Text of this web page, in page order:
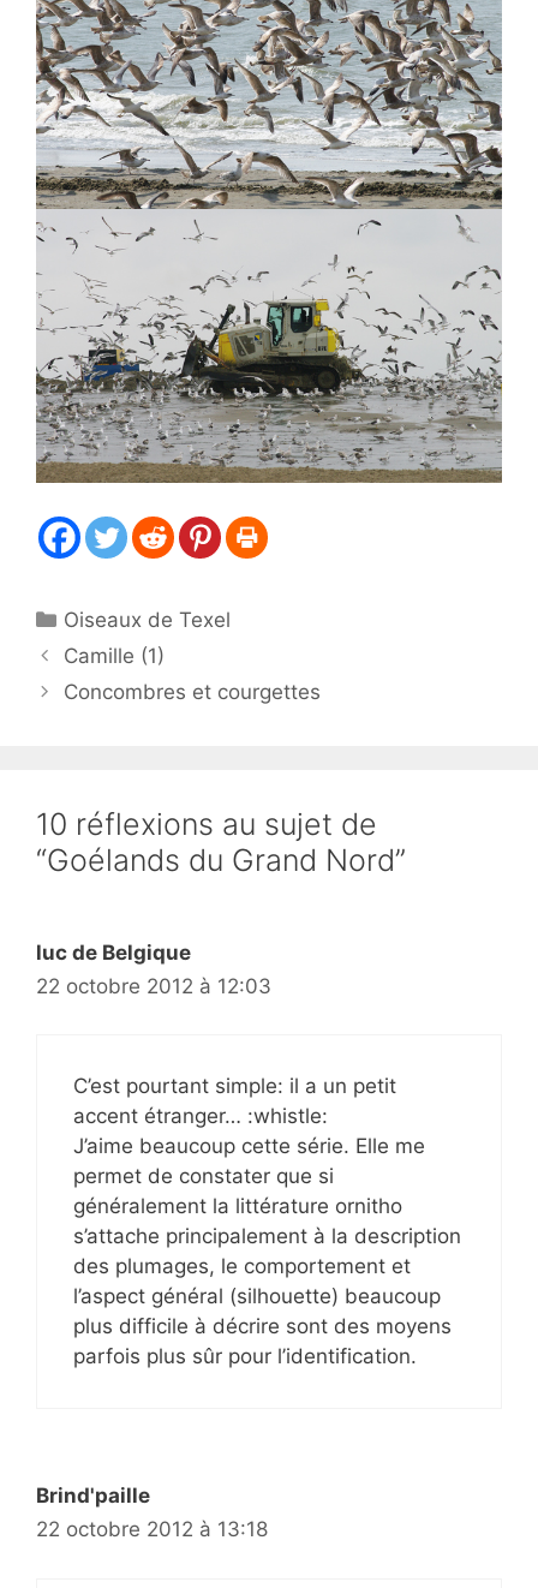
Catégories
Oiseaux de Texel
Camille (1)
Concombres et courgettes
10 réflexions au sujet de
“Goélands du Grand Nord”
luc de Belgique
22 octobre 2012 à 12:03
C’est pourtant simple: il a un petit
accent étranger… :whistle:
J’aime beaucoup cette série. Elle me
permet de constater que si
généralement la littérature ornitho
s’attache principalement à la description
des plumages, le comportement et
l’aspect général (silhouette) beaucoup
plus difficile à décrire sont des moyens
parfois plus sûr pour l’identification.
Brind'paille
22 octobre 2012 à 13:18